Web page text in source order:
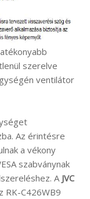
szerelve
ventilátor
Az érintésre
a vékony
szabványnak
A JVC
RK-C426WB9